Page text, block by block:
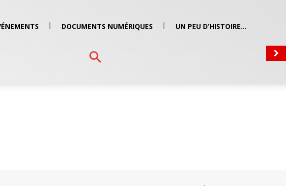
DOCUMENTS NUMÉRIQUES UN PEU D’HISTOIRE…